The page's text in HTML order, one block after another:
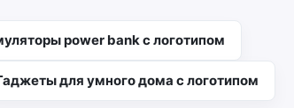
power bank с логотипом
для умного дома с логотипом